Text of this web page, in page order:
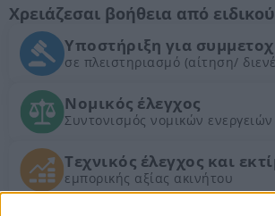
Χρειάζεσαι βοήθεια από
Υποστήριξη για
σε πλειστηριασμό (αίτηση/
Νομικός έλεγχος
Συντονισμός νομικών ενεργειών
Τεχνικός έλεγχος και
εμπορικής αξίας ακινήτου